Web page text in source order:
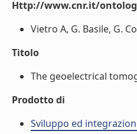
Http://www.cnr.it/
Vietro A, G. Basile, G.
Titolo
The geoelectrical
Prodotto di
Sviluppo ed